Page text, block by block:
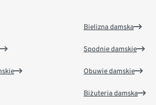
Bielizna damska
Spodnie damskie
Obuwie damskie
Biżuteria damska